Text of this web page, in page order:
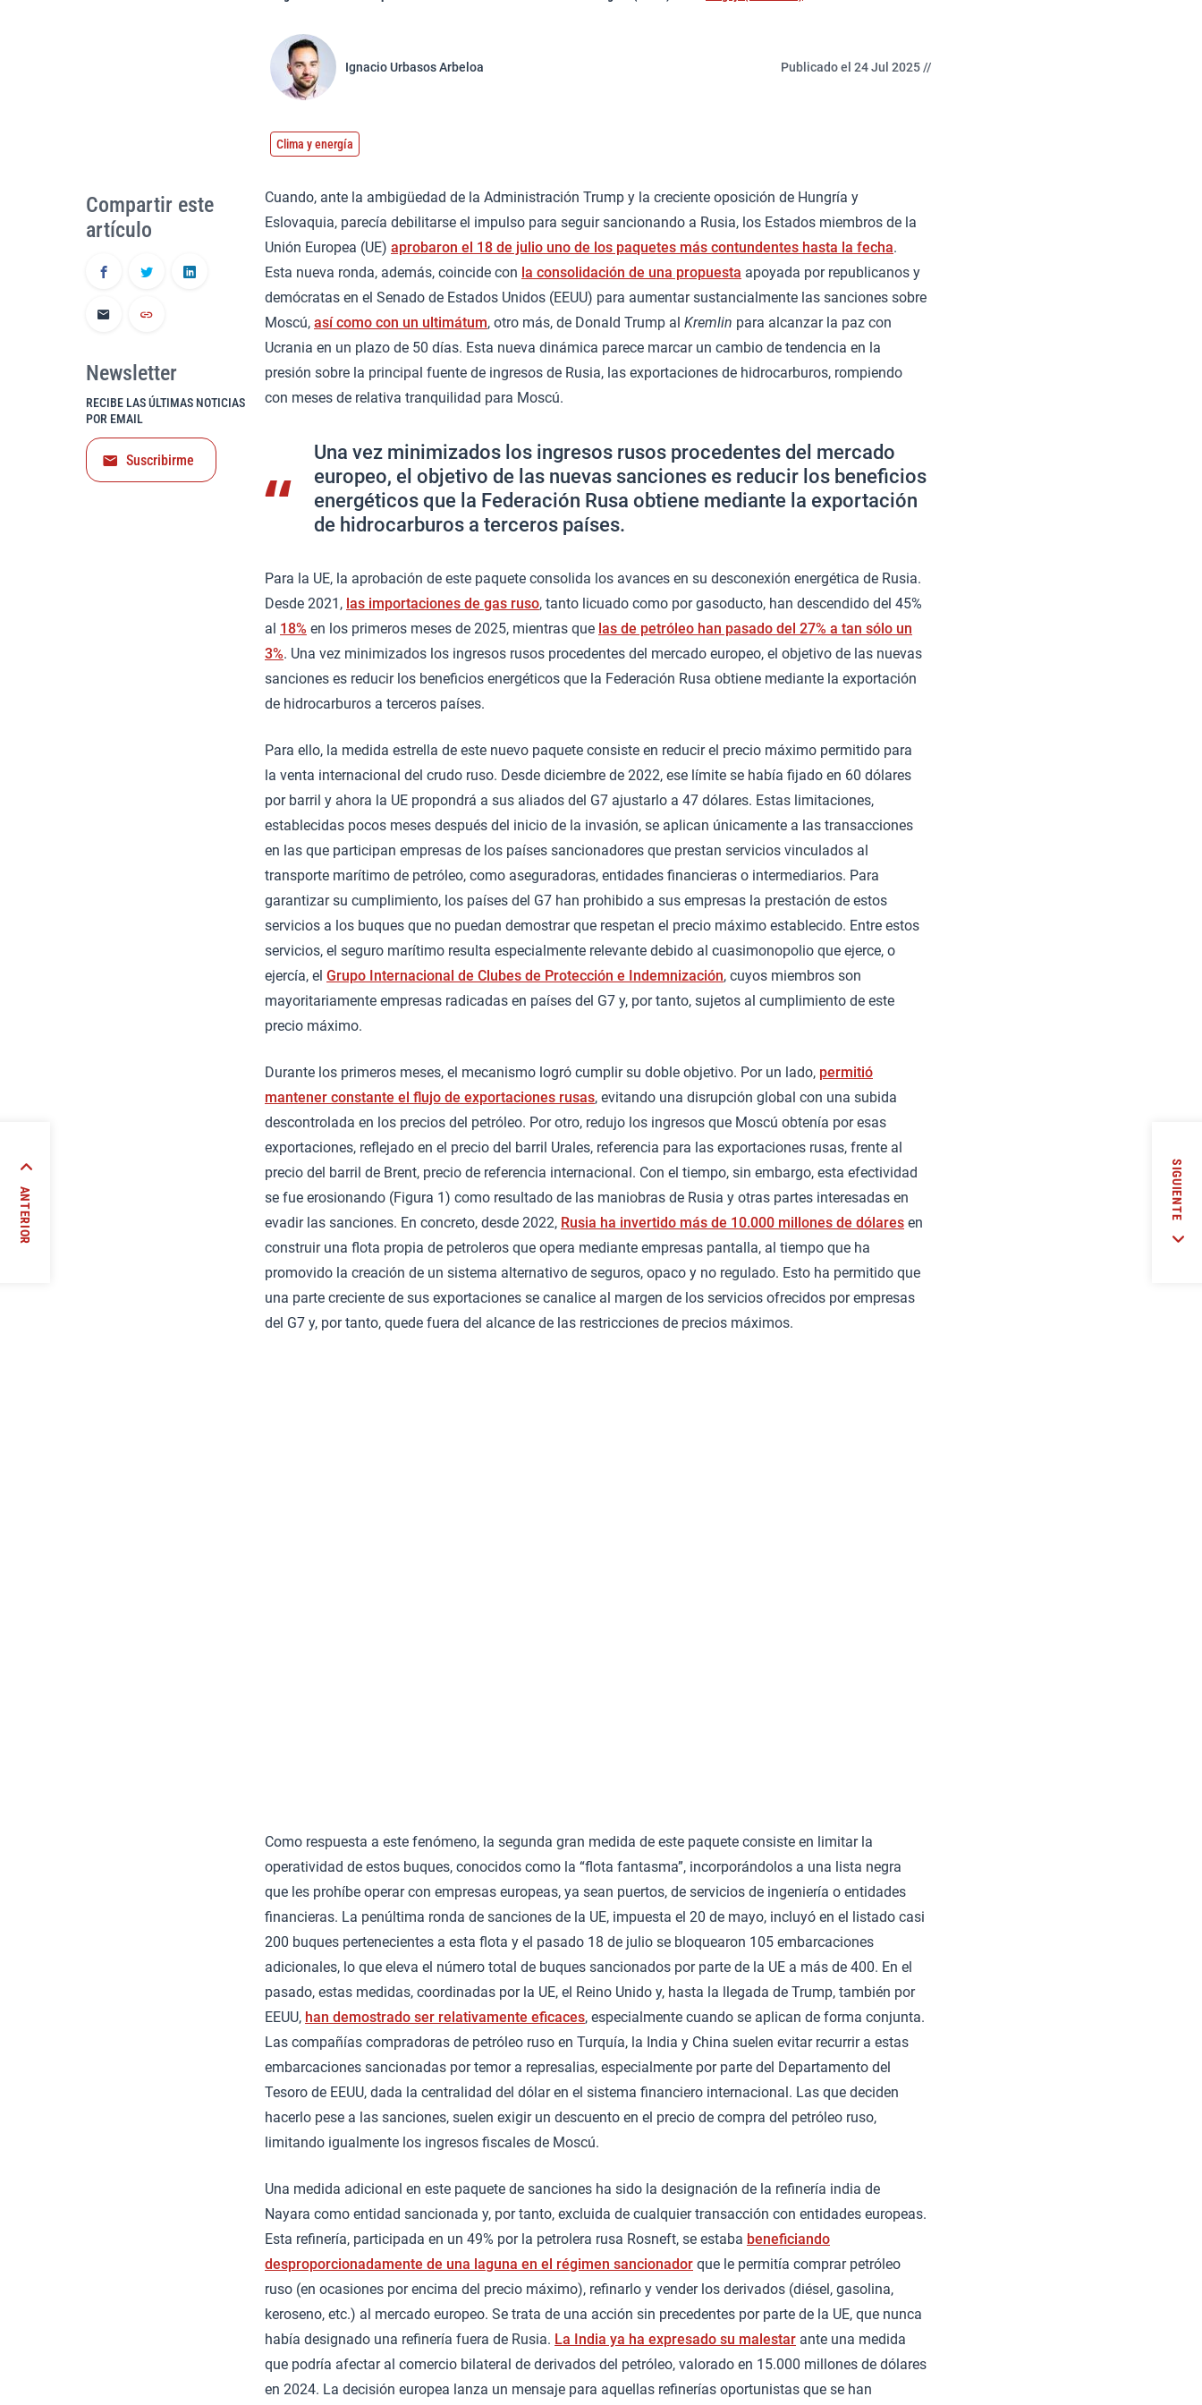
Ignacio Urbasos Arbeloa Publicado el 24 Jul 2025 //
Clima y energía
Cuando, ante la ambigüedad de la Administración Trump y la creciente oposición de Hungría y
Eslovaquia, parecía debilitarse el impulso para seguir sancionando a Rusia, los Estados miembros de la
Unión Europea (UE) aprobaron el 18 de julio uno de los paquetes más contundentes hasta la fecha.
Esta nueva ronda, además, coincide con la consolidación de una propuesta apoyada por republicanos y
demócratas en el Senado de Estados Unidos (EEUU) para aumentar sustancialmente las sanciones sobre
Moscú, así como con un ultimátum, otro más, de Donald Trump al Kremlin para alcanzar la paz con
Ucrania en un plazo de 50 días. Esta nueva dinámica parece marcar un cambio de tendencia en la
presión sobre la principal fuente de ingresos de Rusia, las exportaciones de hidrocarburos, rompiendo
con meses de relativa tranquilidad para Moscú.
Una vez minimizados los ingresos rusos procedentes del mercado
europeo, el objetivo de las nuevas sanciones es reducir los beneficios
energéticos que la Federación Rusa obtiene mediante la exportación
de hidrocarburos a terceros países.
Para la UE, la aprobación de este paquete consolida los avances en su desconexión energética de Rusia.
Desde 2021, las importaciones de gas ruso, tanto licuado como por gasoducto, han descendido del 45%
al 18% en los primeros meses de 2025, mientras que las de petróleo han pasado del 27% a tan sólo un
3%. Una vez minimizados los ingresos rusos procedentes del mercado europeo, el objetivo de las nuevas
sanciones es reducir los beneficios energéticos que la Federación Rusa obtiene mediante la exportación
de hidrocarburos a terceros países.
Para ello, la medida estrella de este nuevo paquete consiste en reducir el precio máximo permitido para
la venta internacional del crudo ruso. Desde diciembre de 2022, ese límite se había fijado en 60 dólares
por barril y ahora la UE propondrá a sus aliados del G7 ajustarlo a 47 dólares. Estas limitaciones,
establecidas pocos meses después del inicio de la invasión, se aplican únicamente a las transacciones
en las que participan empresas de los países sancionadores que prestan servicios vinculados al
transporte marítimo de petróleo, como aseguradoras, entidades financieras o intermediarios. Para
garantizar su cumplimiento, los países del G7 han prohibido a sus empresas la prestación de estos
servicios a los buques que no puedan demostrar que respetan el precio máximo establecido. Entre estos
servicios, el seguro marítimo resulta especialmente relevante debido al cuasimonopolio que ejerce, o
ejercía, el Grupo Internacional de Clubes de Protección e Indemnización, cuyos miembros son
mayoritariamente empresas radicadas en países del G7 y, por tanto, sujetos al cumplimiento de este
precio máximo.
Durante los primeros meses, el mecanismo logró cumplir su doble objetivo. Por un lado, permitió
mantener constante el flujo de exportaciones rusas, evitando una disrupción global con una subida
descontrolada en los precios del petróleo. Por otro, redujo los ingresos que Moscú obtenía por esas
exportaciones, reflejado en el precio del barril Urales, referencia para las exportaciones rusas, frente al
precio del barril de Brent, precio de referencia internacional. Con el tiempo, sin embargo, esta efectividad
se fue erosionando (Figura 1) como resultado de las maniobras de Rusia y otras partes interesadas en
evadir las sanciones. En concreto, desde 2022, Rusia ha invertido más de 10.000 millones de dólares en
construir una flota propia de petroleros que opera mediante empresas pantalla, al tiempo que ha
promovido la creación de un sistema alternativo de seguros, opaco y no regulado. Esto ha permitido que
una parte creciente de sus exportaciones se canalice al margen de los servicios ofrecidos por empresas
del G7 y, por tanto, quede fuera del alcance de las restricciones de precios máximos.
Como respuesta a este fenómeno, la segunda gran medida de este paquete consiste en limitar la
operatividad de estos buques, conocidos como la “flota fantasma”, incorporándolos a una lista negra
que les prohíbe operar con empresas europeas, ya sean puertos, de servicios de ingeniería o entidades
financieras. La penúltima ronda de sanciones de la UE, impuesta el 20 de mayo, incluyó en el listado casi
200 buques pertenecientes a esta flota y el pasado 18 de julio se bloquearon 105 embarcaciones
adicionales, lo que eleva el número total de buques sancionados por parte de la UE a más de 400. En el
pasado, estas medidas, coordinadas por la UE, el Reino Unido y, hasta la llegada de Trump, también por
EEUU, han demostrado ser relativamente eficaces, especialmente cuando se aplican de forma conjunta.
Las compañías compradoras de petróleo ruso en Turquía, la India y China suelen evitar recurrir a estas
embarcaciones sancionadas por temor a represalias, especialmente por parte del Departamento del
Tesoro de EEUU, dada la centralidad del dólar en el sistema financiero internacional. Las que deciden
hacerlo pese a las sanciones, suelen exigir un descuento en el precio de compra del petróleo ruso,
limitando igualmente los ingresos fiscales de Moscú.
Una medida adicional en este paquete de sanciones ha sido la designación de la refinería india de
Nayara como entidad sancionada y, por tanto, excluida de cualquier transacción con entidades europeas.
Esta refinería, participada en un 49% por la petrolera rusa Rosneft, se estaba beneficiando
desproporcionadamente de una laguna en el régimen sancionador que le permitía comprar petróleo
ruso (en ocasiones por encima del precio máximo), refinarlo y vender los derivados (diésel, gasolina,
keroseno, etc.) al mercado europeo. Se trata de una acción sin precedentes por parte de la UE, que nunca
había designado una refinería fuera de Rusia. La India ya ha expresado su malestar ante una medida
que podría afectar al comercio bilateral de derivados del petróleo, valorado en 15.000 millones de dólares
en 2024. La decisión europea lanza un mensaje para aquellas refinerías oportunistas que se han
Compartir este
artículo
Newsletter
RECIBE LAS ÚLTIMAS NOTICIAS
POR EMAIL
Suscribirme
ANTERIOR SIGUIENTE